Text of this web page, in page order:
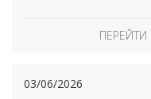
03/06/2026